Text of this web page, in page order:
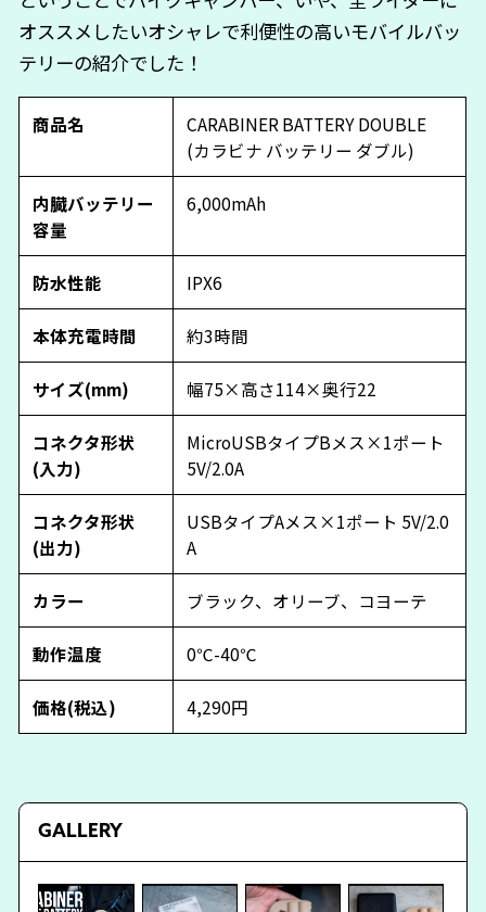
オススメしたいオシャレで利便性の高いモバイルバッ
テリーの紹介でした！
商品名
CARABINER BATTERY DOUBLE
(カラビナ バッテリー ダブル)
内臓バッテリー
容量
6,000mAh
防水性能 IPX6
本体充電時間 約3時間
サイズ(mm) 幅75×高さ114×奥行22
コネクタ形状
(入力)
MicroUSBタイプBメス×1ポート
5V/2.0A
コネクタ形状
(出力)
USBタイプAメス×1ポート 5V/2.0
A
カラー ブラック、オリーブ、コヨーテ
動作温度 0℃-40℃
価格(税込) 4,290円
GALLERY